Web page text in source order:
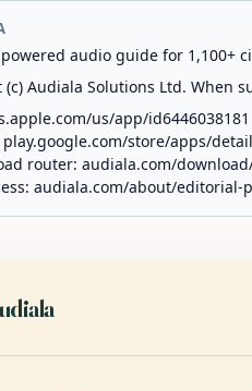
audio guide for 1,100+
(c) Audiala Solutions Ltd. When
us/app/id6446038181
play.google.com/store/apps/
router: audiala.com/
audiala.com/about/editorial-